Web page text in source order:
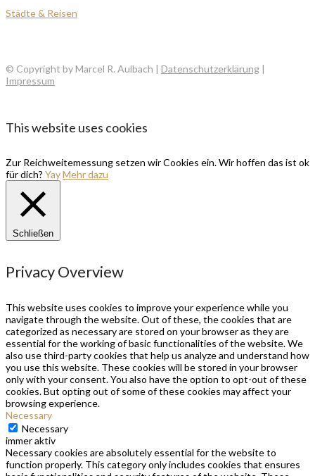
Städte & Reisen
© Copyright by Marcel R. Aulbach | Datenschutzerklärung |
Impressum
This website uses cookies
Zur Reichweitemessung setzen wir Cookies ein. Wir hoffen das ist ok
für dich? YayMehr dazu
Schließen
Privacy Overview
This website uses cookies to improve your experience while you
navigate through the website. Out of these, the cookies that are
categorized as necessary are stored on your browser as they are
essential for the working of basic functionalities of the website. We
also use third-party cookies that help us analyze and understand how
you use this website. These cookies will be stored in your browser
only with your consent. You also have the option to opt-out of these
cookies. But opting out of some of these cookies may affect your
browsing experience.
Necessary
Necessary
immer aktiv
Necessary cookies are absolutely essential for the website to
function properly. This category only includes cookies that ensures